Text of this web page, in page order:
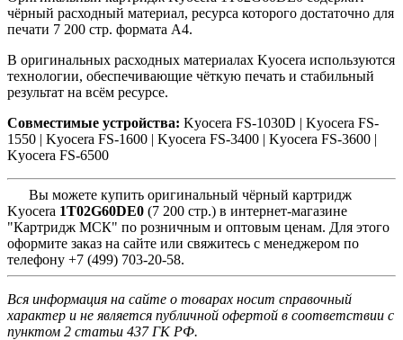
чёрный расходный материал, ресурса которого достаточно для
печати 7 200 стр. формата A4.
В оригинальных расходных материалах Kyocera используются
технологии, обеспечивающие чёткую печать и стабильный
результат на всём ресурсе.
Совместимые устройства: Kyocera FS-1030D | Kyocera FS-
1550 | Kyocera FS-1600 | Kyocera FS-3400 | Kyocera FS-3600 |
Kyocera FS-6500
Вы можете купить оригинальный чёрный картридж
Kyocera 1T02G60DE0 (7 200 стр.) в интернет-магазине
"Картридж МСК" по розничным и оптовым ценам. Для этого
оформите заказ на сайте или свяжитесь с менеджером по
телефону +7 (499) 703-20-58.
Вся информация на сайте о товарах носит справочный
характер и не является публичной офертой в соответствии с
пунктом 2 статьи 437 ГК РФ.